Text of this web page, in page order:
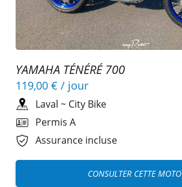
YAMAHA TÉNÉRÉ 700
119,00 € / jour
Laval ~ City Bike
Permis A
Assurance incluse
CONSULTER CETTE MOTO